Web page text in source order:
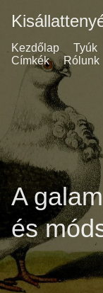
Kezdőlap Tyúk
Címkék
Rólunk
A
és